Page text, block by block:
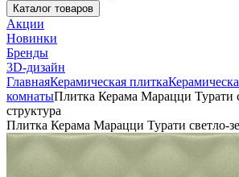
Каталог товаров
Акции
Новинки
Бренды
3D-дизайн
ГлавнаяКерамическая плитка
комнатыПлитка Керама Марацци Турати
структура
Плитка Керама Марацци Турати светло-